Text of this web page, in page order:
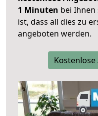
1 Minuten bei Ihnen
ist, dass all dies zu
angeboten werden.